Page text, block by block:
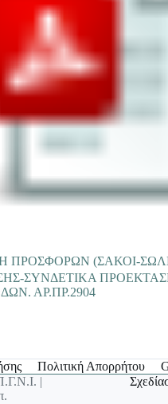
ΠΡΟΣΦΟΡΩΝ (ΣΑΚΟΙ-
ΣΥΝΔΕΤΙΚΑ
ΑΡ.ΠΡ.2904
Πολιτική Απορρήτου
|